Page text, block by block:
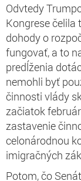
Odvtedy
Kongrese
dohody o
fungovať, a to
predĺženia
nemohli byť
činnosti vlády
začiatok
zastavenie
celonárodnou
imigračných
Potom, čo